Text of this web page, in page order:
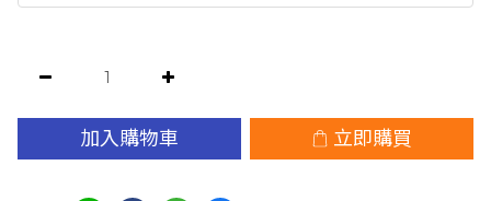
加入購物車 立即購買